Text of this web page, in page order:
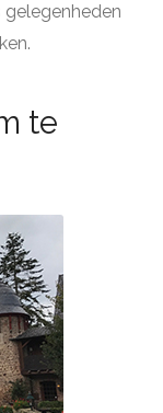
gelegenheden
te